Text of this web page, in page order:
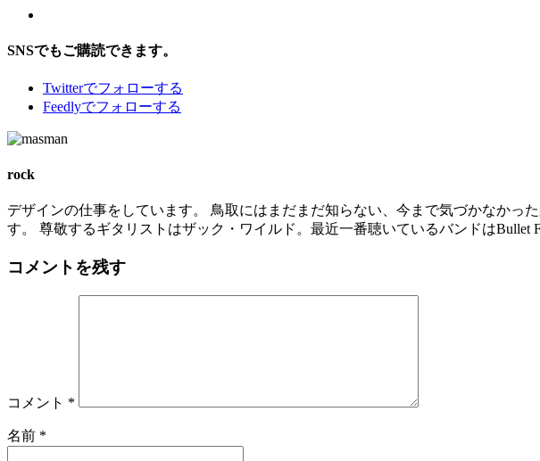
SNSでもご購読できます。
Twitterでフォローする
Feedlyでフォローする
rock
デザインの仕事をしています。 鳥取にはまだまだ知らない、今まで気づかなかっ
す。 尊敬するギタリストはザック・ワイルド。最近一番聴いているバンドはBullet
コメントを残す
コメント *
名前 *